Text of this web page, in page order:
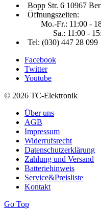
Bopp Str. 6 10967
Öffnungszeiten:
Mo.-Fr.: 11:00 -
Sa.: 11:00 -
Tel: (030) 447 28 099
Facebook
Twitter
Youtube
© 2026 TC-Elektronik
Über uns
AGB
Impressum
Widerrufsrecht
Datenschutzerklärung
Zahlung und Versand
Batteriehinweis
Service&Preisliste
Kontakt
Go Top